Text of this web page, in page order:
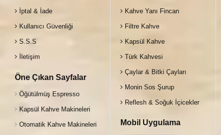
İptal & İade
Kullanıcı Güvenliği
S.S.S
İletişim
Öne Çıkan Sayfalar
Öğütülmüş Espresso
Kapsül Kahve Makineleri
Otomatik Kahve Makineleri
Kahve Yanı Fincan
Filtre Kahve
Kapsül Kahve
Türk Kahvesi
Çaylar & Bitki Çayları
Monin Sos Şurup
Reflesh & Soğuk İçicekler
Mobil Uygulama